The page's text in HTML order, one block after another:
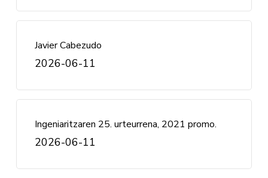
Javier Cabezudo
2026-06-11
Ingeniaritzaren 25. urteurrena, 2021 promo.
2026-06-11